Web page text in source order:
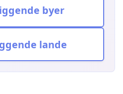
byer
lande